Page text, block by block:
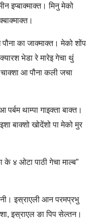
इप्‍बाक्‍माक्‍त। मिनु मेको
का जाक्‍माक्‍त। मेको शोंप
भेडा रे मारेइ गेचा थुं
आ पौना कली जचा
थाम्‍पा गाइक्‍ता बाक्‍त।
बाक्‍शो खोदेंशो पा मेको मुर
के ४ ओटा पाठी गेचा माल्‍ब”
इस्राएली आन परमप्रभु
इस्राएल ङा पिप सेल्‍तन।